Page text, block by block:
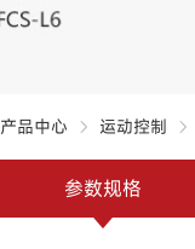
产品中心 运动控制
参数规格